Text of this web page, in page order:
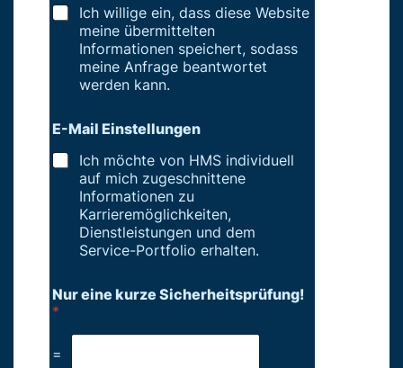
Ich willige ein, dass diese Website
meine übermittelten
Informationen speichert, sodass
meine Anfrage beantwortet
werden kann.
E-Mail Einstellungen
Ich möchte von HMS individuell
auf mich zugeschnittene
Informationen zu
Karrieremöglichkeiten,
Dienstleistungen und dem
Service-Portfolio erhalten.
Nur eine kurze Sicherheitsprüfung!
*
=